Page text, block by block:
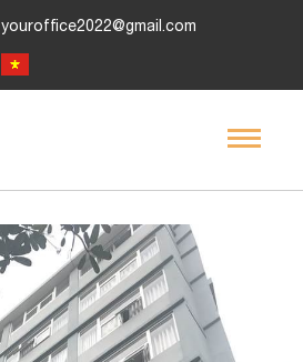
youroffice2022@gmail.com